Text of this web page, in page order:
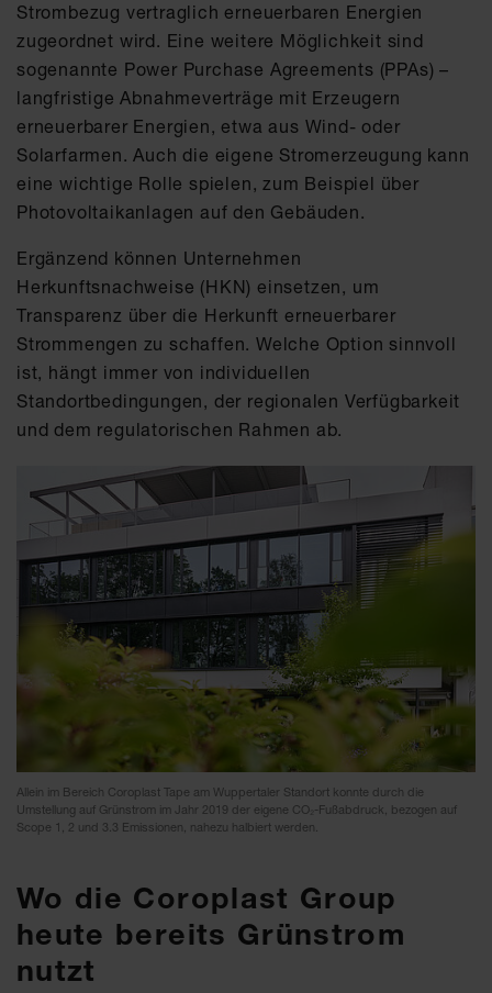
Strombezug vertraglich erneuerbaren Energien
zugeordnet wird. Eine weitere Möglichkeit sind
sogenannte Power Purchase Agreements (PPAs) –
langfristige Abnahmeverträge mit Erzeugern
erneuerbarer Energien, etwa aus Wind- oder
Solarfarmen. Auch die eigene Stromerzeugung kann
eine wichtige Rolle spielen, zum Beispiel über
Photovoltaikanlagen auf den Gebäuden.
Ergänzend können Unternehmen
Herkunftsnachweise (HKN) einsetzen, um
Transparenz über die Herkunft erneuerbarer
Strommengen zu schaffen. Welche Option sinnvoll
ist, hängt immer von individuellen
Standortbedingungen, der regionalen Verfügbarkeit
und dem regulatorischen Rahmen ab.
Allein im Bereich Coroplast Tape am Wuppertaler Standort konnte durch die
Umstellung auf Grünstrom im Jahr 2019 der eigene CO₂-Fußabdruck, bezogen auf
Scope 1, 2 und 3.3 Emissionen, nahezu halbiert werden.
Wo die Coroplast Group
heute bereits Grünstrom
nutzt